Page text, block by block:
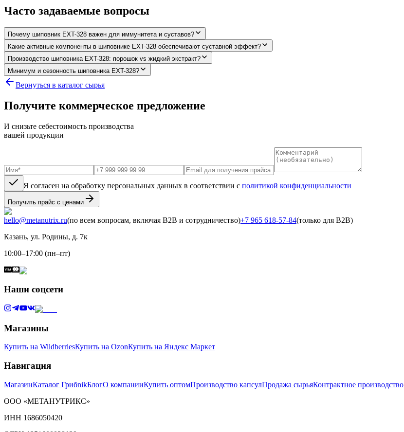
Часто задаваемые вопросы
Почему шиповник EXT-328 важен для иммунитета и суставов?
Какие активные компоненты в шиповнике EXT-328 обеспечивают суставной эффект?
Производство шиповника EXT-328: порошок vs жидкий экстракт?
Минимум и сезонность шиповника EXT-328?
Вернуться в каталог сырья
Получите коммерческое предложение
И снизьте себестоимость производства
вашей продукции
Я согласен на обработку персональных данных в соответствии с политикой конфиденциальности
Получить прайс с ценами
hello@metanutrix.ru(по всем вопросам, включая B2B и сотрудничество)+7 965 618-57-84(только для B2B)
Казань, ул. Родины, д. 7к
10:00–17:00 (пн–пт)
Наши соцсети
Магазины
Купить на WildberriesКупить на OzonКупить на Яндекс Маркет
Навигация
МагазинКаталог ГрибnikБлогО компанииКупить оптомПроизводство капсулПродажа сырьяКонтрактное производство
ООО «МЕТАНУТРИКС»
ИНН 1686050420